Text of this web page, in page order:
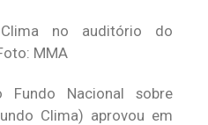
no auditório do
MMA
Nacional sobre
Clima) aprovou em